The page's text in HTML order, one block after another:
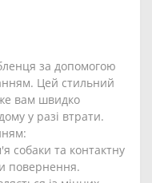
за допомогою
Цей стильний
вам швидко
у разі втрати.
собаки та контактну
повернення.